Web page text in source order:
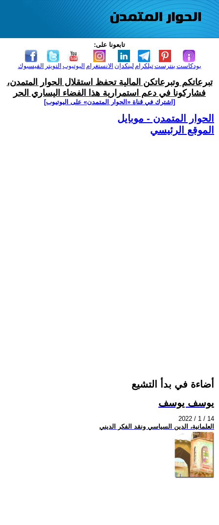
تابعونا على:
الفيسبوك التويتر اليوتيوب الانستغرام لينكدإن تيلكرامبنترست بودكاست
تبرعاتكم وتبرعاتكن المالية تحفظ استقلال الحوار المتمدن،
فشاركونا في دعم استمرارية هذا الفضاء اليساري الحر
[اشترك في قناة ‫«الحوار المتمدن» على اليوتيوب]
الحوار المتمدن - موبايل
الموقع الرئيسي
أضاءة في بدأ التشيع
يوسف يوسف
2022 / 1 / 14
العلمانية، الدين السياسي ونقد الفكر الديني